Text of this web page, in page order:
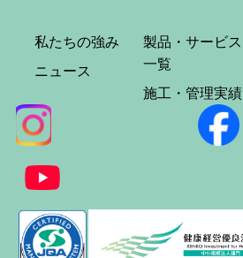
私たちの強み
ニュース
製品・サービス
一覧
施工・管理実績